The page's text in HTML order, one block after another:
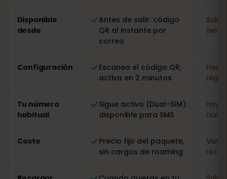
Disponible
desde
Antes de salir: código
QR al instante por
correo
Solo
Configuración
Escanea el código QR,
activa en 2 minutos
Tu número
habitual
Sigue activo (Dual-SIM):
disponible para SMS
Hay
Coste
Precio fijo del paquete,
sin cargos de roaming